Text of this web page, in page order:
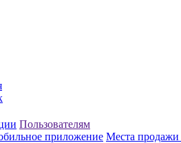
Пользователям
приложение Места продажи